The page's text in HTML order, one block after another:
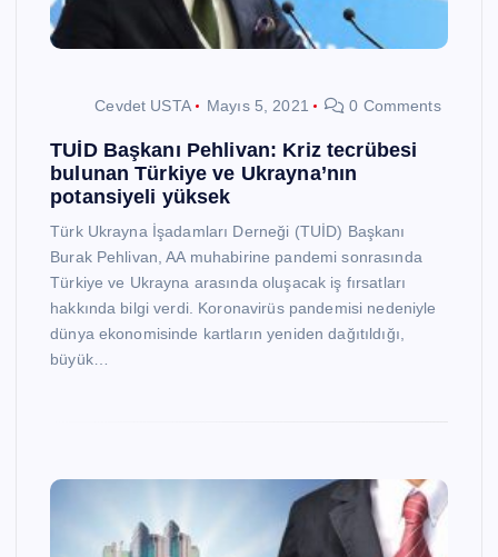
Cevdet USTA Mayıs 5, 2021 0 Comments
TUİD Başkanı Pehlivan: Kriz tecrübesi
bulunan Türkiye ve Ukrayna’nın
potansiyeli yüksek
Türk Ukrayna İşadamları Derneği (TUİD) Başkanı
Burak Pehlivan, AA muhabirine pandemi sonrasında
Türkiye ve Ukrayna arasında oluşacak iş fırsatları
hakkında bilgi verdi. Koronavirüs pandemisi nedeniyle
dünya ekonomisinde kartların yeniden dağıtıldığı,
büyük…